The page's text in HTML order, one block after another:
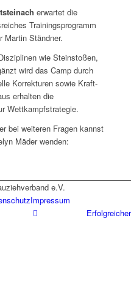
erwartet die
Trainingsprogramm
Martin Ständner.
wie Steinstoßen,
wird das Camp durch
Korrekturen sowie Kraft-
erhalten die
Wettkampfstrategie.
bei weiteren Fragen kannst
Mäder wenden:
e.V.
Impressum
Erfolgreicher